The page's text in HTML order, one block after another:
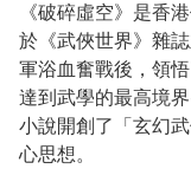
《破碎虛空》是香
於《武俠世界》雜
軍浴血奮戰後，領
達到武學的最高境
小說開創了「玄幻
心思想。